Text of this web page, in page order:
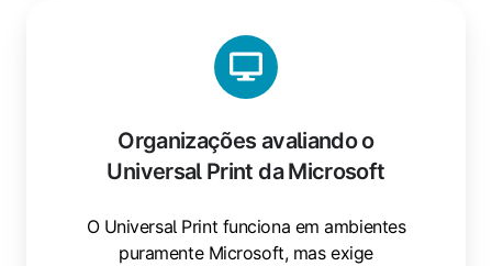
Organizações avaliando o
Universal Print da Microsoft
O Universal Print funciona em ambientes
puramente Microsoft, mas exige